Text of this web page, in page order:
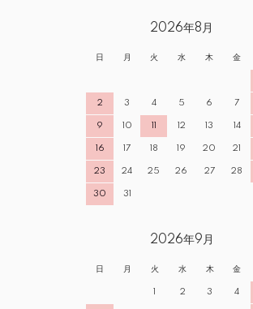
2026年8月
日 月 火 水 木 金
2 3 4 5 6 7
9 10 11 12 13 14
16 17 18 19 20 21
23 24 25 26 27 28
30 31
2026年9月
日 月 火 水 木 金
1 2 3 4